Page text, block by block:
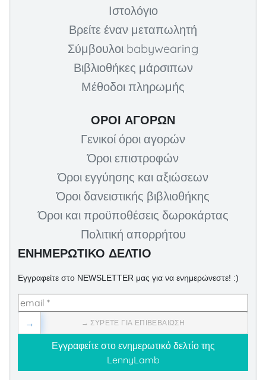
Ιστολόγιο
Βρείτε έναν μεταπωλητή
Σύμβουλοι babywearing
Βιβλιοθήκες μάρσιπων
Μέθοδοι πληρωμής
ΌΡΟΙ ΑΓΟΡΏΝ
Γενικοί όροι αγορών
Όροι επιστροφών
Όροι εγγύησης και αξιώσεων
Όροι δανειστικής βιβλιοθήκης
Όροι και προϋποθέσεις δωροκάρτας
Πολιτική απορρήτου
ΕΝΗΜΕΡΩΤΙΚΟ ΔΕΛΤΙΟ
Εγγραφείτε στο NEWSLETTER μας για να ενημερώνεστε! :)
→ ΣΎΡΕΤΕ ΓΙΑ ΕΠΙΒΕΒΑΊΩΣΗ
→